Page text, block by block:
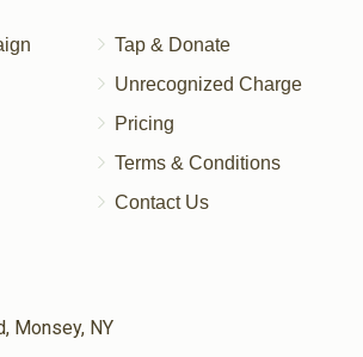
Tap & Donate
Unrecognized Charge
Pricing
Terms & Conditions
Contact Us
Monsey, NY